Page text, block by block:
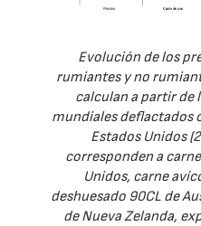
Evolución de los
rumiantes y no
calculan a partir de
mundiales deflactados
Estados Unidos
corresponden a
Unidos, carne
deshuesado 90CL de
de Nueva Zelanda,